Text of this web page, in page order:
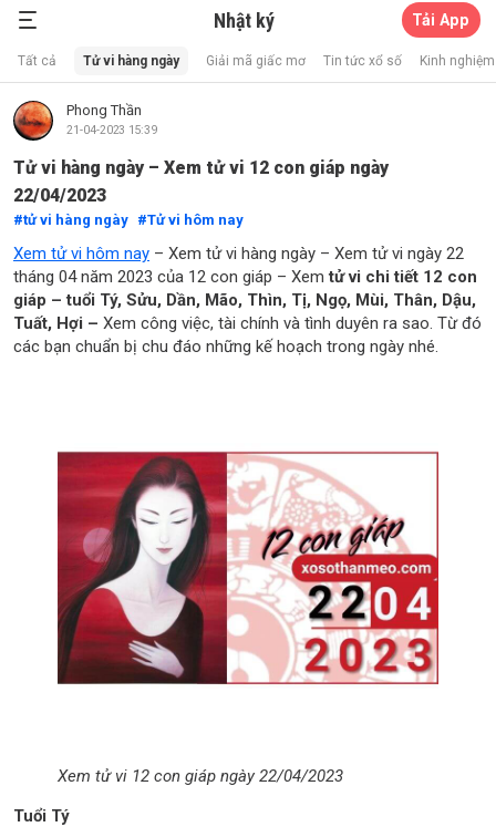
Nhật ký Tải App
Tất cả Tử vi hàng ngày Giải mã giấc mơ Tin tức xổ số Kinh
Phong Thần
21-04-2023 15:39
Tử vi hàng ngày – Xem tử vi 12 con giáp ngày
22/04/2023
tử vi hàng ngày Tử vi hôm nay
Xem tử vi hôm nay – Xem tử vi hàng ngày – Xem tử vi ngày 22
tháng 04 năm 2023 của 12 con giáp – Xemtử vi chi tiết 12 con
giáp – tuổi Tý, Sửu, Dần, Mão, Thìn, Tị, Ngọ, Mùi, Thân, Dậu,
Tuất, Hợi – Xem công việc, tài chính và tình duyên ra sao. Từ đó
các bạn chuẩn bị chu đáo những kế hoạch trong ngày nhé.
Xem tử vi 12 con giáp ngày 22/04/2023
Tuổi Tý